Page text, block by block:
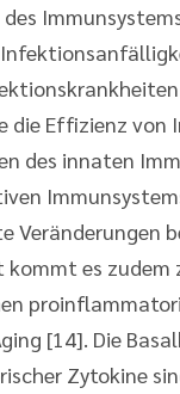
die Effizienz von
des innaten
Veränderungen
es zudem
[14]. Die
Zytokine